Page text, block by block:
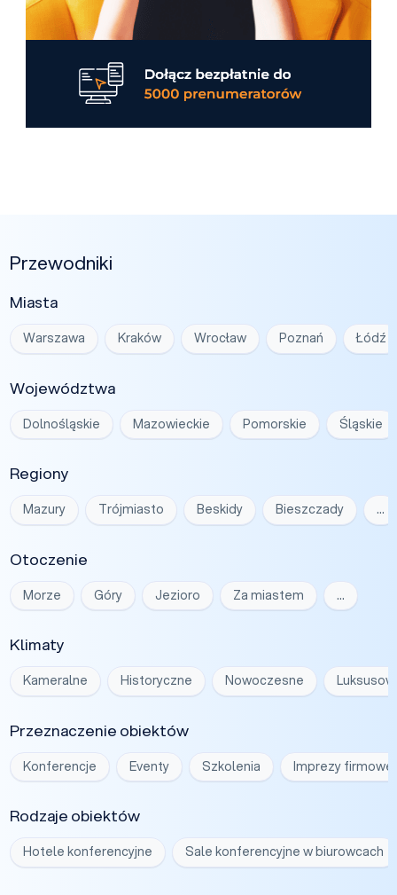
Przewodniki
Miasta
Warszawa Kraków Wrocław Poznań Łódź
Województwa
Dolnośląskie Mazowieckie Pomorskie Śląskie
Regiony
Mazury Trójmiasto Beskidy Bieszczady …
Otoczenie
Morze Góry Jezioro Za miastem …
Klimaty
Kameralne Historyczne Nowoczesne
Przeznaczenie obiektów
Konferencje Eventy Szkolenia Imprezy firmowe
Rodzaje obiektów
Hotele konferencyjne Sale konferencyjne w biurowcach